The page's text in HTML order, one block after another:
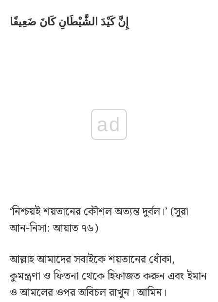
إِنَّ كَيْدَ الشَّيْطَانِ كَانَ ضَعِيفًا
ad
‘নিশ্চয়ই শয়তানের কৌশল অত্যন্ত দুর্বল।’ (সুরা
আন-নিসা: আয়াত ৭৬)
আল্লাহ আমাদের সবাইকে শয়তানের ধোঁকা,
কুমন্ত্রণা ও ফিতনা থেকে হিফাজত করুন এবং ইমান
ও আমলের ওপর অবিচল রাখুন। আমিন।